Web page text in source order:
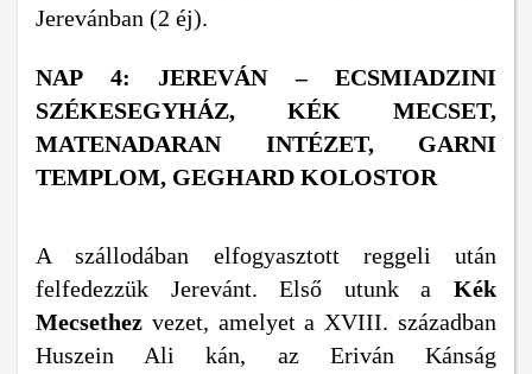
Jerevánban (2 éj).
NAP 4: JEREVÁN – ECSMIADZINI
SZÉKESEGYHÁZ, KÉK MECSET,
MATENADARAN INTÉZET, GARNI
TEMPLOM, GEGHARD KOLOSTOR
A szállodában elfogyasztott reggeli után
felfedezzük Jerevánt. Első utunk a Kék
Mecsethez vezet, amelyet a XVIII. században
Huszein Ali kán, az Eriván Kánság